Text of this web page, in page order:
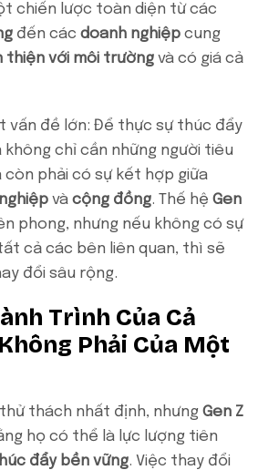
chiến lược toàn diện từ các
đến các doanh nghiệp cung
thiện với môi trường và có giá cả
vấn đề lớn: Để thực sự thúc đẩy
không chỉ cần những người tiêu
còn phải có sự kết hợp giữa
và cộng đồng. Thế hệ Gen
phong, nhưng nếu không có sự
cả các bên liên quan, thì sẽ
đổi sâu rộng.
Trình Của Cả
Phải Của Một
thách nhất định, nhưng Gen Z
họ có thể là lực lượng tiên
đẩy bền vững. Việc thay đổi